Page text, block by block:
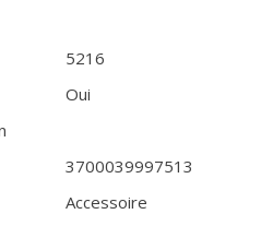
5216
Oui
3700039997513
Accessoire